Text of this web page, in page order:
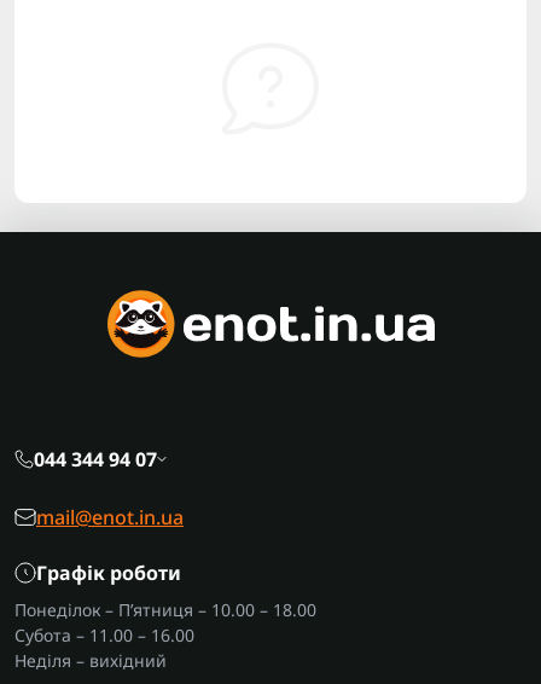
044 344 94 07
mail@enot.in.ua
Графік роботи
Понеділок – П’ятниця – 10.00 – 18.00
Субота – 11.00 – 16.00
Неділя – вихідний